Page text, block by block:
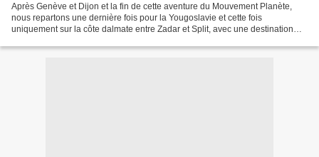
Après Genève et Dijon et la fin de cette aventure du Mouvement Planète,
nous repartons une dernière fois pour la Yougoslavie et cette fois
uniquement sur la côte dalmate entre Zadar et Split, avec une destination